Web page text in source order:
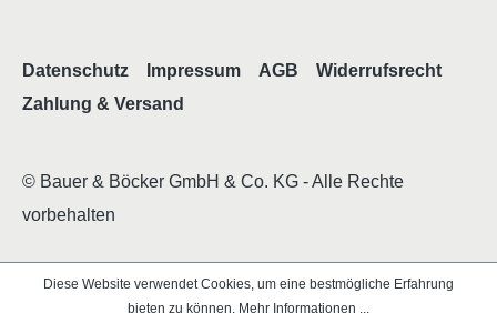
© Bauer & Böcker GmbH & Co. KG - Alle Rechte
vorbehalten
Datenschutz Impressum AGB
Widerrufsrecht
Zahlung & Versand
Diese Website verwendet Cookies, um eine bestmögliche Erfahrung
bieten zu können. Mehr Informationen ...